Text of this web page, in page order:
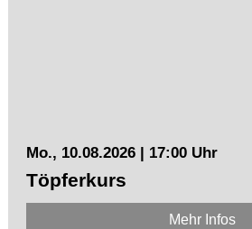
Mo., 10.08.2026 | 17:00 Uhr
Töpferkurs
Mehr Infos